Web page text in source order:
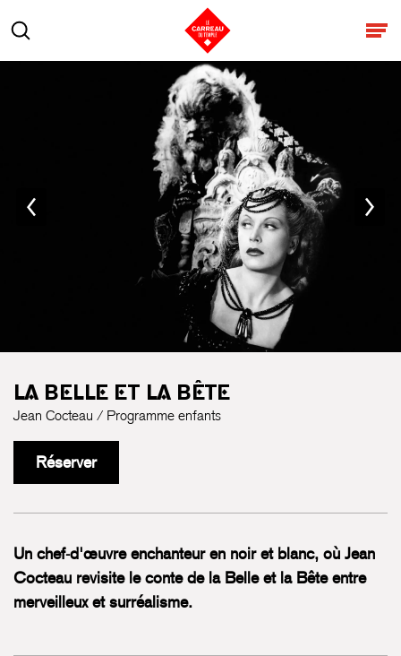
Rechercher
LA BELLE ET LA BÊTE
Jean Cocteau / Programme enfants
Réserver
Un chef-d'œuvre enchanteur en noir et blanc, où Jean
Cocteau revisite le conte de la Belle et la Bête entre
merveilleux et surréalisme.